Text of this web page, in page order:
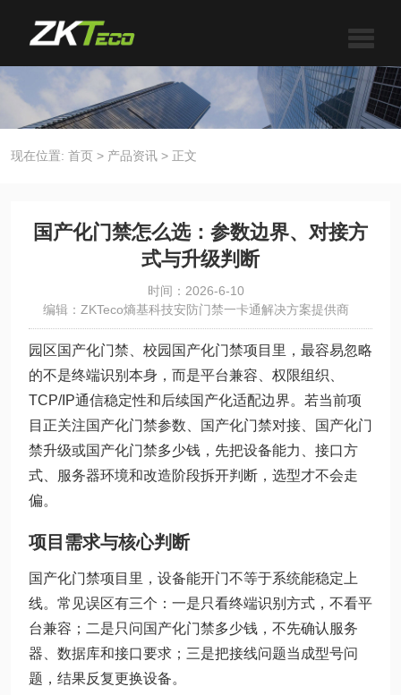
现在位置: 首页 > 产品资讯 > 正文
国产化门禁怎么选：参数边界、对接方
式与升级判断
时间：2026-6-10
编辑：ZKTeco熵基科技安防门禁一卡通解决方案提供商
园区国产化门禁、校园国产化门禁项目里，最容易忽略
的不是终端识别本身，而是平台兼容、权限组织、
TCP/IP通信稳定性和后续国产化适配边界。若当前项
目正关注国产化门禁参数、国产化门禁对接、国产化门
禁升级或国产化门禁多少钱，先把设备能力、接口方
式、服务器环境和改造阶段拆开判断，选型才不会走
偏。
项目需求与核心判断
国产化门禁项目里，设备能开门不等于系统能稳定上
线。常见误区有三个：一是只看终端识别方式，不看平
台兼容；二是只问国产化门禁多少钱，不先确认服务
器、数据库和接口要求；三是把接线问题当成型号问
题，结果反复更换设备。